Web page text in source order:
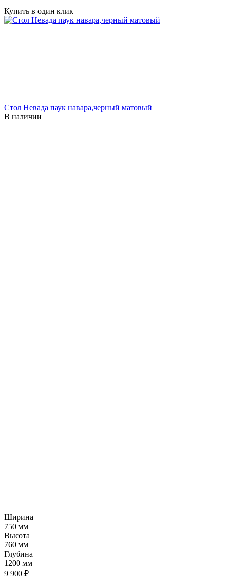
Купить в один клик
Стол Невада паук навара,черный матовый
В наличии
Ширина
750 мм
Высота
760 мм
Глубина
1200 мм
9 900 ₽